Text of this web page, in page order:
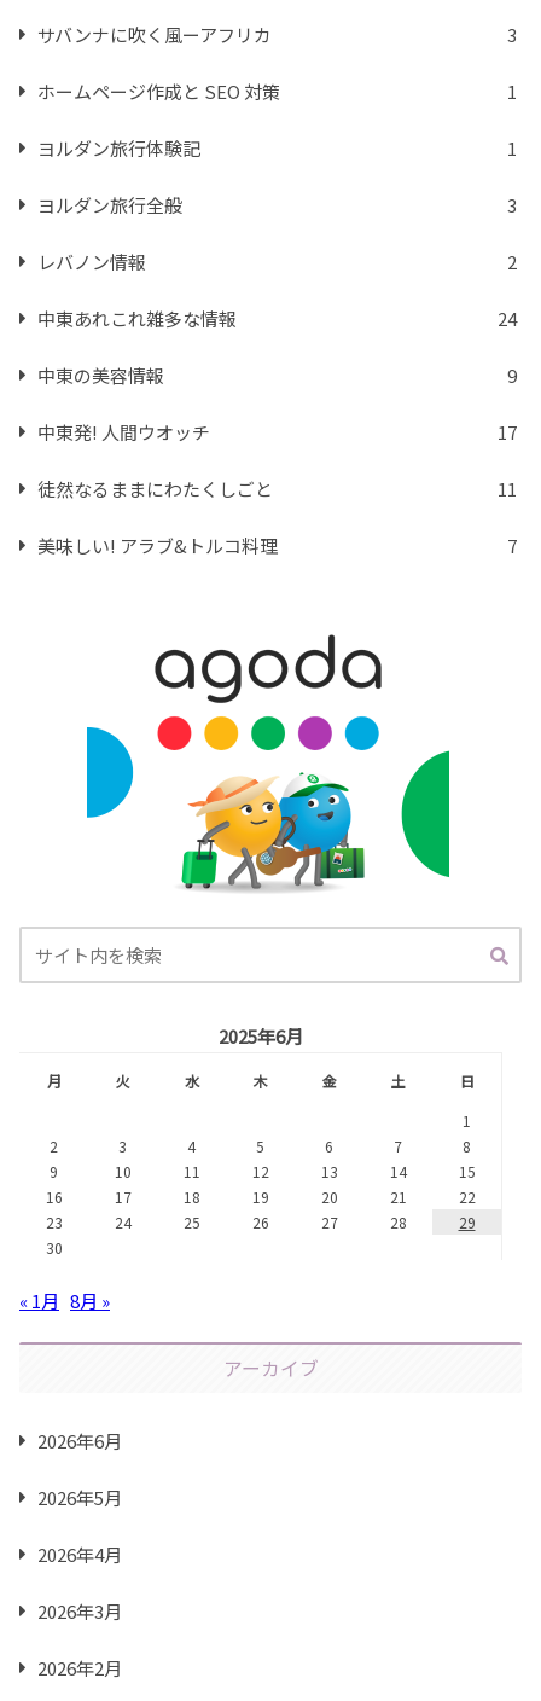
サバンナに吹く風ーアフリカ 3
ホームページ作成と SEO 対策 1
ヨルダン旅行体験記 1
ヨルダン旅行全般 3
レバノン情報 2
中東あれこれ雑多な情報 24
中東の美容情報 9
中東発! 人間ウオッチ 17
徒然なるままにわたくしごと 11
美味しい! アラブ&トルコ料理 7
2025年6月
月 火 水 木 金 土
日
1
2
3 4 5 6 7
8
9
10 11 12 13 14
15
16
17 18 19 20 21
22
23
24 25 26 27 28
29
30
« 1月 8月 »
アーカイブ
2026年6月
2026年5月
2026年4月
2026年3月
2026年2月